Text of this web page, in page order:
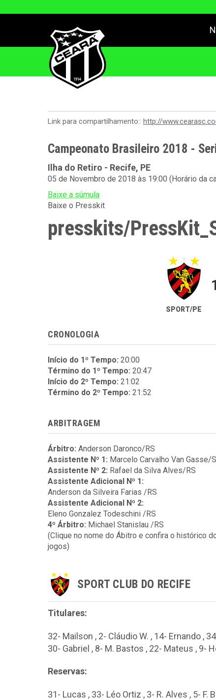
Link para compartilhamento:: http://
Campeonato Brasileiro 2018 -
Ilha do Retiro - Recife, PE
05 de Novembro de 2018 às 19:00 (Horário da
Baixe a súmula
Baixe o Presskit
presskits/
SPORT/PE
CRONOLOGIA
Início do 1º Tempo: 20:00
Término do 1º Tempo: 20:47
Início do 2º Tempo: 21:02
Término do 2º Tempo: 21:52
ARBITRAGEM
Árbitro: Anderson Daronco/RS
Assistente Nº 1: Marcelo Carvalho Van Gasse/
Assistente Nº 2: Rafael da Silva Alves/RS
Assistente Adicional Nº 1:
Anderson da Silveira Farias /RS
Assistente Adicional Nº 2:
Eleno Gonzalez Todeschini /RS
4º Árbitro: Michael Stanislau /RS
(Clique no nome do Ábitro e confira o histórico
jogos)
SPORT CLUB DO RECIFE
Titulares:
32- Mailson , 2- Cláudio W. , 14- Ernando ,
30- Gabriel , 8- M. Bastos , 22- Mateus , 9-
Reservas:
31- Lucas , 33- Léo Ortiz , 3- R. Alves , 5- F.